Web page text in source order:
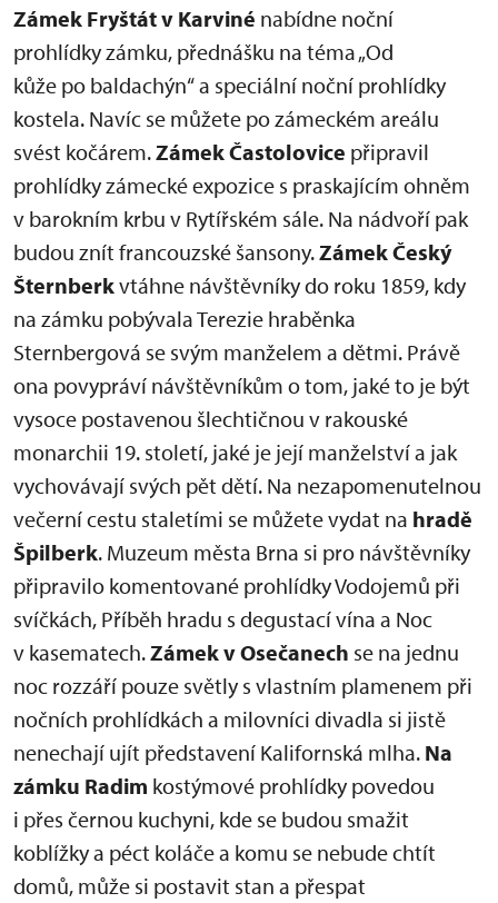
Zámek Fryštát v Karviné nabídne noční
prohlídky zámku, přednášku na téma „Od
kůže po baldachýn“ a speciální noční prohlídky
kostela. Navíc se můžete po zámeckém areálu
svést kočárem.Zámek Častolovice připravil
prohlídky zámecké expozice s praskajícím ohněm
v barokním krbu v Rytířském sále. Na nádvoří pak
budou znít francouzské šansony.Zámek Český
Šternberkvtáhne návštěvníky do roku 1859, kdy
na zámku pobývala Terezie hraběnka
Sternbergová se svým manželem a dětmi. Právě
ona povypráví návštěvníkům o tom, jaké to je být
vysoce postavenou šlechtičnou v rakouské
monarchii 19. století, jaké je její manželství a jak
vychovávají svých pět dětí. Na nezapomenutelnou
večerní cestu staletími se můžete vydat na hradě
Špilberk. Muzeum města Brna si pro návštěvníky
připravilo komentované prohlídky Vodojemů při
svíčkách, Příběh hradu s degustací vína a Noc
v kasematech.Zámek v Osečanech se na jednu
noc rozzáří pouze světly s vlastním plamenem při
nočních prohlídkách a milovníci divadla si jistě
nenechají ujít představení Kalifornská mlha. Na
zámku Radim kostýmové prohlídky povedou
i přes černou kuchyni, kde se budou smažit
koblížky a péct koláče a komu se nebude chtít
domů, může si postavit stan a přespat